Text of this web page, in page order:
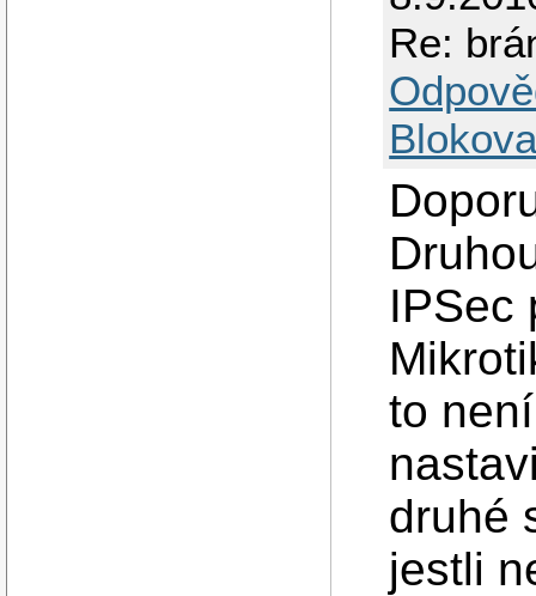
Re:
IPSec
to
druhé
jestli